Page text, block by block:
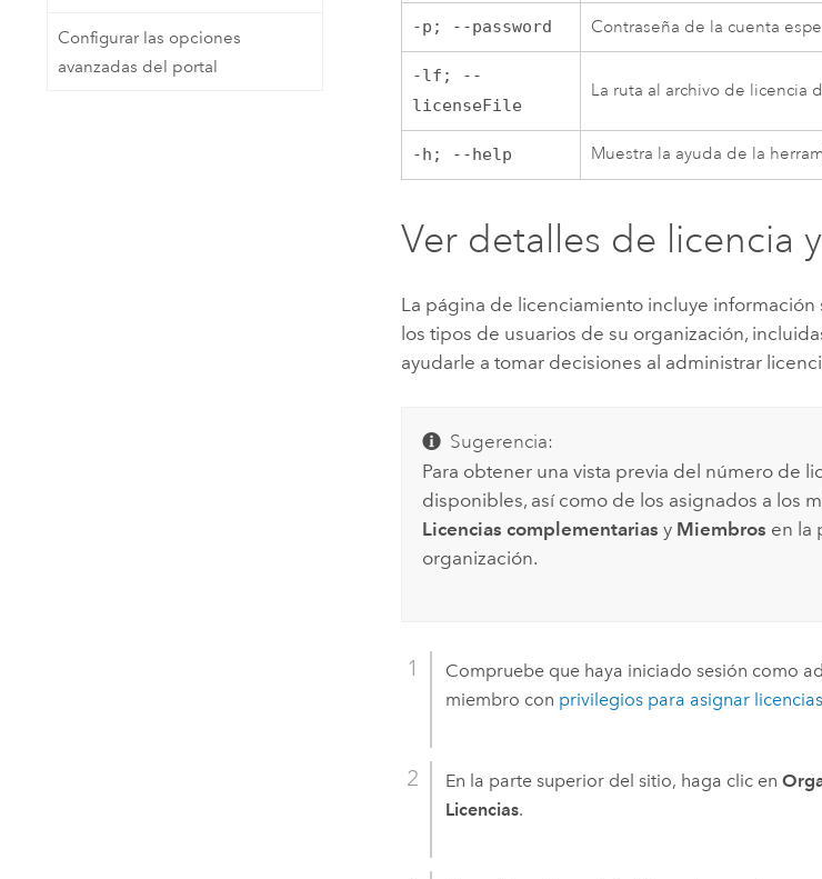
Configurar las opciones
avanzadas del portal
-p; --password Contraseña de la cuenta
-lf; --
licenseFile
La ruta al archivo de licencia
-h; --help Muestra la ayuda de la
Ver detalles de licencia
La página de licenciamiento incluye
los tipos de usuarios de su organización,
ayudarle a tomar decisiones al administrar
Sugerencia:
Para obtener una vista previa del número de
disponibles, así como de los asignados a los
Licencias complementarias y Miembros en la
organización.
Compruebe que haya iniciado sesión como
miembro con privilegios para asignar licencias
En la parte superior del sitio, haga clic en
Licencias.